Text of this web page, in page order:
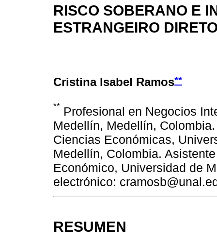
RISCO SOBERANO E
ESTRANGEIRO
Cristina Isabel Ramos**
** Profesional en Negocios
Medellín, Medellín,
Ciencias Económicas,
Medellín, Colombia.
Económico, Universidad de
electrónico:
RESUMEN